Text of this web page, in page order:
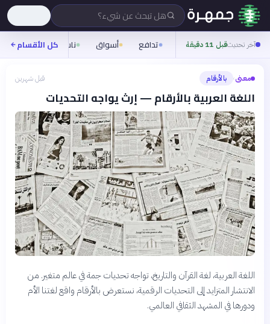
هل تبحث عن شيء؟
آخر تحديثقبل 11 دقيقة تدافع أسواق ناس روح
كل الأقسام
معنى› بالأرقام قبل شهرين
اللغة العربية بالأرقام — إرث يواجه التحديات
اللغة العربية، لغة القرآن والتاريخ، تواجه تحديات جمة في عالم متغير. من
الانتشار المتزايد إلى التحديات الرقمية، نستعرض بالأرقام واقع لغتنا الأم
ودورها في المشهد الثقافي العالمي.